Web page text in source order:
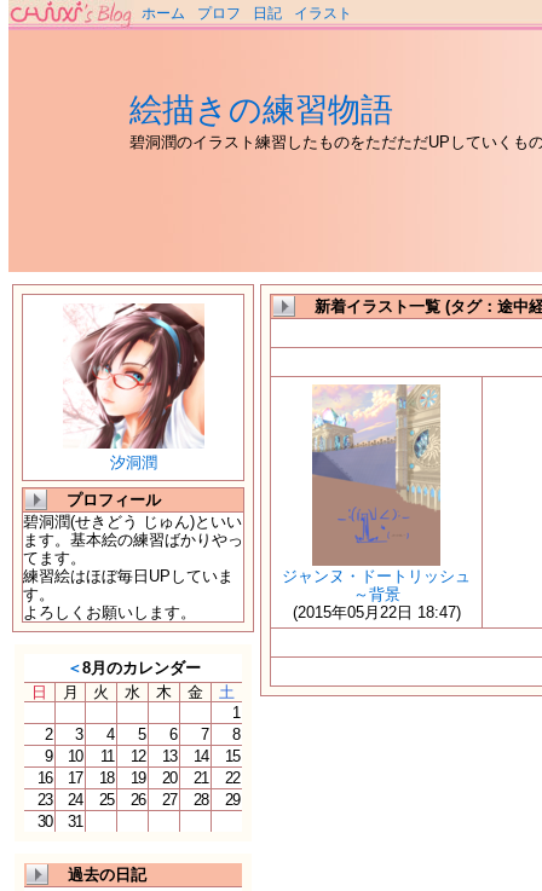
ホーム プロフ 日記 イラスト
絵描きの練習物語
碧洞潤のイラスト練習したものをただただUPしていくも
汐洞潤
プロフィール
碧洞潤(せきどう じゅん)といい
ます。基本絵の練習ばかりやっ
てます。
練習絵はほぼ毎日UPしていま
す。
よろしくお願いします。
＜8月のカレンダー
日
月 火 水 木 金
土
1
2
3 4 5 6 7
8
9
10 11 12 13 14
15
16
17 18 19 20 21
22
23
24 25 26 27 28
29
30
31
過去の日記
新着イラスト一覧 (タグ：途中
ジャンヌ・ドートリッシュ
～背景
(2015年05月22日 18:47)